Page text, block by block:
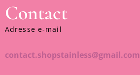
Contact
Adresse e-mail
contact.shopstainless@gmail.com